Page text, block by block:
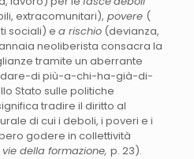
extracomunitari), povere (
sociali) e a rischio(devianza,
neoliberista consacra la
tramite un aberrante
dare-di più-a-chi-ha-già-di-
Stato sulle politiche
tradire il diritto al
di cui i deboli, i poveri e i
godere in collettività
vie della formazione, p. 23).